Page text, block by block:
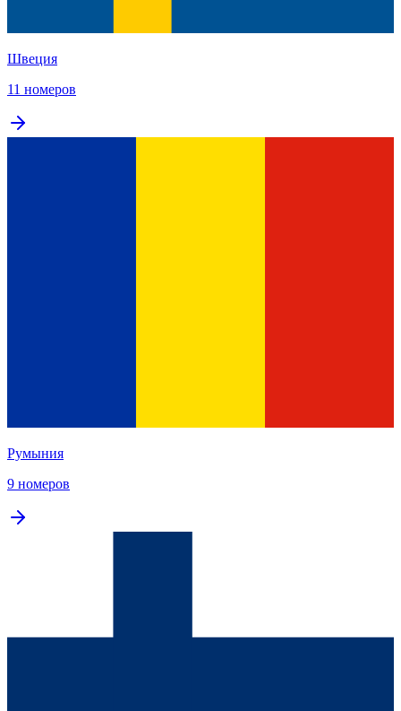
Швеция
11 номеров
Румыния
9 номеров